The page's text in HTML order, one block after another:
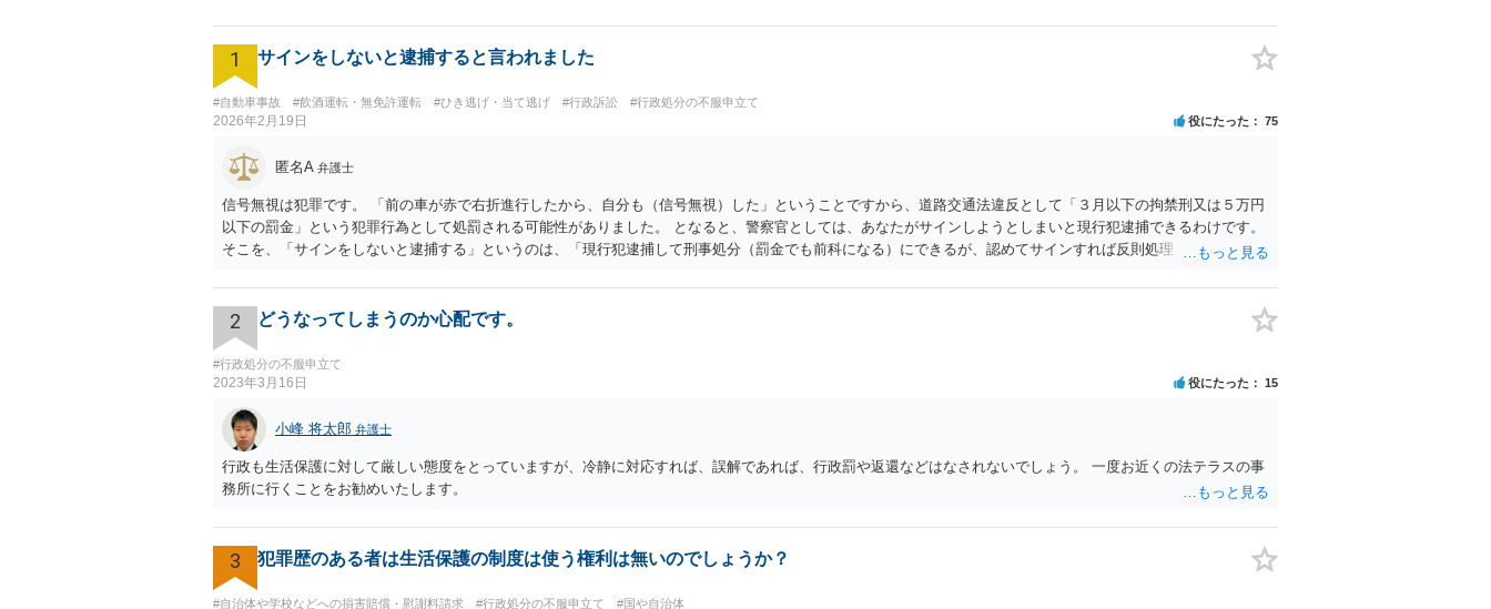
1 サインをしないと逮捕すると言われました
#自動車事故 #飲酒運転・無免許運転 #ひき逃げ・当て逃げ #行政訴訟 #行政処分の不服申立て
2026年2月19日 役にたった 75
匿名A 弁護士
信号無視は犯罪です。 「前の車が赤で右折進行したから、自分も（信号無視）した」ということですから、道路交通法違反として「３月以下の拘禁刑又は５万円
以下の罰金」という犯罪行為として処罰される可能性がありました。 となると、警察官としては、あなたがサインしようとしまいと現行犯逮捕できるわけです。
そこを、「サインをしないと逮捕する」というのは、「現行犯逮捕して刑事処分（罰金でも前科になる）にできるが、認めてサインすれば反則処理（何千円程度
「こんな事を言うのだったら免許証返した方がいい」との発言ですが、実際「前の車が赤で右折進行したから、自分も（信号無視）した」というあなたと同じ考
えの人が運転をしている公道は、きちんと交通ルールを守っている人や歩行者らにとってとても危険なものであり怖いので、そのような人には是非とも運転免許
を返納してほしいと思うのが社会の大勢です。 実際「交通違反を繰り返せば免許停止や取消（強制返納）になる」のはそういうことです。 たまたま（あなたにと
って）いい警察官にあたったことをきっかけに、むしろ今回を苦い薬（良い教訓）として反省し、次回から「前の車は赤で右折進行したけど、自分は右折進行を
思いとどまった」と交通ルールを遵守するドライバーになってほしいと期待しています。
2 どうなってしまうのか心配です。
#行政処分の不服申立て
2023年3月16日 役にたった 15
小峰 将太郎 弁護士
行政も生活保護に対して厳しい態度をとっていますが、冷静に対応すれば、誤解であれば、行政罰や返還などはなされないでしょう。 一度お近くの法テラスの事
務所に行くことをお勧めいたします。
3 犯罪歴のある者は生活保護の制度は使う権利は無いのでしょうか？
#自治体や学校などへの損害賠償・慰謝料請求 #行政処分の不服申立て #国や自治体